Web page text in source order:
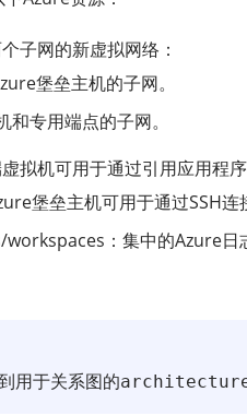
子网的新虚拟网络：
堡垒主机的子网。
专用端点的子网。
拟机可用于通过引用应用程
堡垒主机可用于通过SSH
：集中的Azure日
用于关系图的